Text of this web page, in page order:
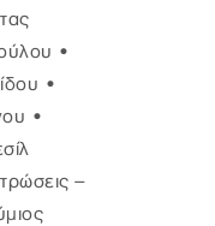
•
•
•
–